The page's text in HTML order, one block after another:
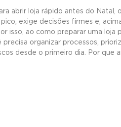
abrir loja rápido antes do Natal,
exige decisões firmes e,
isso, ao como preparar uma loja
precisa organizar processos,
desde o primeiro dia. Por que